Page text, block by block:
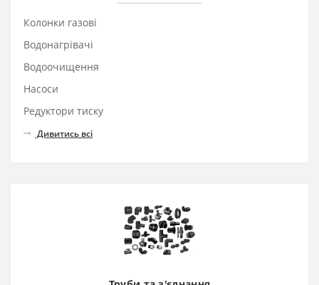
Колонки газові
Водонагрівачі
Водоочищення
Насоси
Редуктори тиску
Дивитись всі